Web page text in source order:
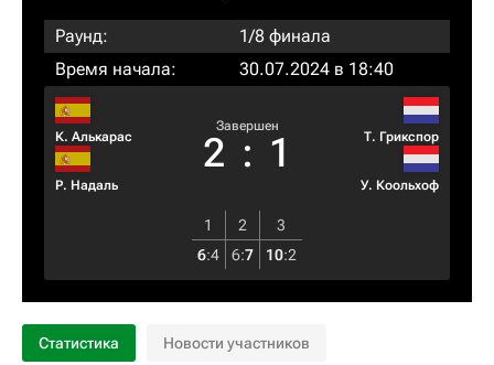
Раунд:
1/8 финала
Время начала:
30.07.2024 в 18:40
К. Алькарас
Р. Надаль
Завершен
2 : 1 Т. Грикспор
У. Коольхоф
1 2
3
6:4 6:7 10:2
Статистика Новости участников